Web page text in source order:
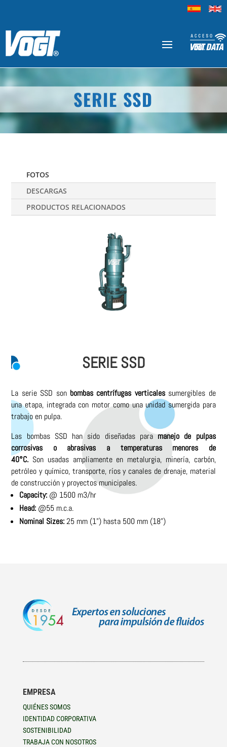
SERIE SSD
FOTOS
DESCARGAS
PRODUCTOS RELACIONADOS
SERIE SSD
La serie SSD son bombas centrífugas verticales sumergibles de
una etapa, integrada con motor como una unidad sumergida para
trabajo en pulpa.
Las bombas SSD han sido diseñadas para manejo de pulpas
corrosivas o abrasivas a temperaturas menores de
40°C. Son usadas ampliamente en metalurgia, minería, carbón,
petróleo y químico, transporte, ríos y canales de drenaje, material
de construcción y proyectos municipales.
Capacity: @ 1500 m3/hr
Head: @55 m.c.a.
Nominal Sizes: 25 mm (1”) hasta 500 mm (18”)
EMPRESA
QUIÉNES SOMOS
IDENTIDAD CORPORATIVA
SOSTENIBILIDAD
TRABAJA CON NOSOTROS